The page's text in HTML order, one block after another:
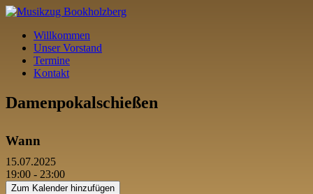
Willkommen
Unser Vorstand
Termine
Kontakt
Damenpokalschießen
Wann
15.07.2025
19:00 - 23:00
Zum Kalender hinzufügen